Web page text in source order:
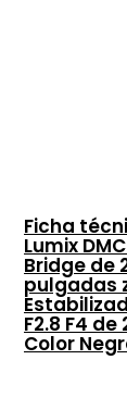
Ficha
Lumix
Bridge de
pulgadas
F2.8 F4
Color